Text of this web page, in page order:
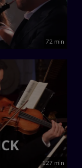
72 min
127 min